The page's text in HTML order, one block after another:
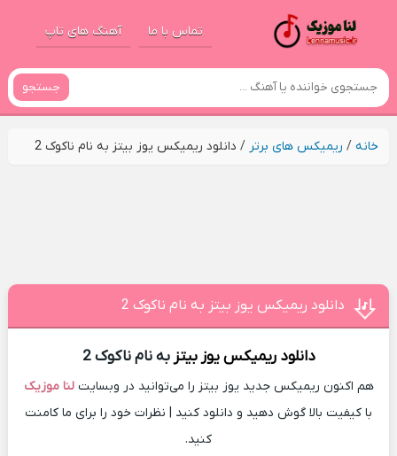
تماس با ما آهنگ های تاپ
جستجو
خانه/ ریمیکس های برتر / دانلود ریمیکس یوز بیتز به نام ناکوک 2
دانلود ریمیکس یوز بیتز به نام ناکوک 2
دانلود ریمیکس یوز بیتز به نام ناکوک 2
هم اکنون ریمیکس جدید یوز بیتز را می‌توانید در وبسایتلنا موزیک
با کیفیت بالا گوش دهید و دانلود کنید | نظرات خود را برای ما کامنت
کنید.